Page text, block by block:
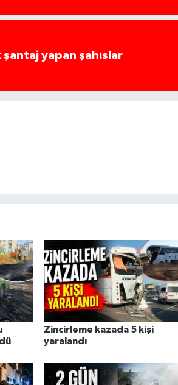
yapan şahıslar
Zincirleme kazada 5 kişi
yaralandı